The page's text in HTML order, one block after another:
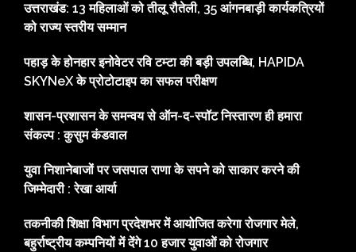
उत्तराखंड: 13 महिलाओं को तीलू रौतेली, 35 आंगनबाड़ी कार्यकत्रियों
को राज्य स्तरीय सम्मान
पहाड़ के होनहार इनोवेटर रवि टम्टा की बड़ी उपलब्धि, HAPIDA
SKYNeX के प्रोटोटाइप का सफल परीक्षण
शासन-प्रशासन के समन्वय से ऑन-द-स्पॉट निस्तारण ही हमारा
संकल्प : कुसुम कंडवाल
युवा निशानेबाजों पर जसपाल राणा के सपने को साकार करने की
जिम्मेदारी : रेखा आर्या
तकनीकी शिक्षा विभाग प्रदेशभर में आयोजित करेगा रोजगार मेले,
बहुर्राष्ट्रीय कम्पनियों में देंगे 10 हजार युवाओं को रोजगार